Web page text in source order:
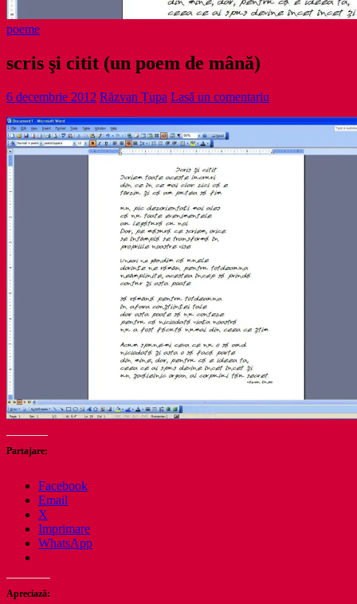
poeme
scris şi citit (un poem de mână)
6 decembrie 2012 Răzvan Țupa Lasă un comentariu
Partajare:
Facebook
Email
X
Imprimare
WhatsApp
Apreciază: